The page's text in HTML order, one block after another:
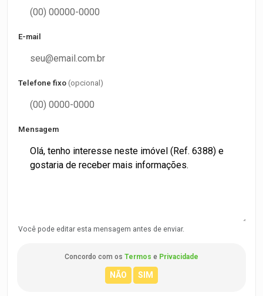
E-mail
Telefone fixo (opcional)
Mensagem
Você pode editar esta mensagem antes de enviar.
Concordo com os Termos e Privacidade